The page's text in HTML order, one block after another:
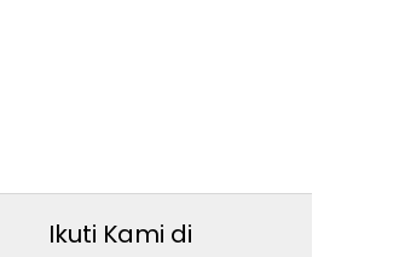
Ikuti Kami di